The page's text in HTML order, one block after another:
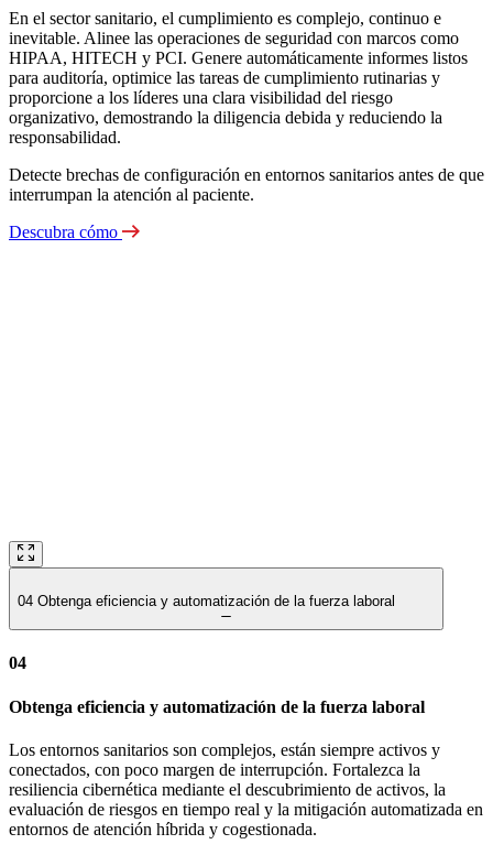
En el sector sanitario, el cumplimiento es complejo, continuo e
inevitable. Alinee las operaciones de seguridad con marcos como
HIPAA, HITECH y PCI. Genere automáticamente informes listos
para auditoría, optimice las tareas de cumplimiento rutinarias y
proporcione a los líderes una clara visibilidad del riesgo
organizativo, demostrando la diligencia debida y reduciendo la
responsabilidad.
Detecte brechas de configuración en entornos sanitarios antes de que
interrumpan la atención al paciente.
Descubra cómo
04 Obtenga eficiencia y automatización de la fuerza laboral
04
Obtenga eficiencia y automatización de la fuerza laboral
Los entornos sanitarios son complejos, están siempre activos y
conectados, con poco margen de interrupción. Fortalezca la
resiliencia cibernética mediante el descubrimiento de activos, la
evaluación de riesgos en tiempo real y la mitigación automatizada en
entornos de atención híbrida y cogestionada.